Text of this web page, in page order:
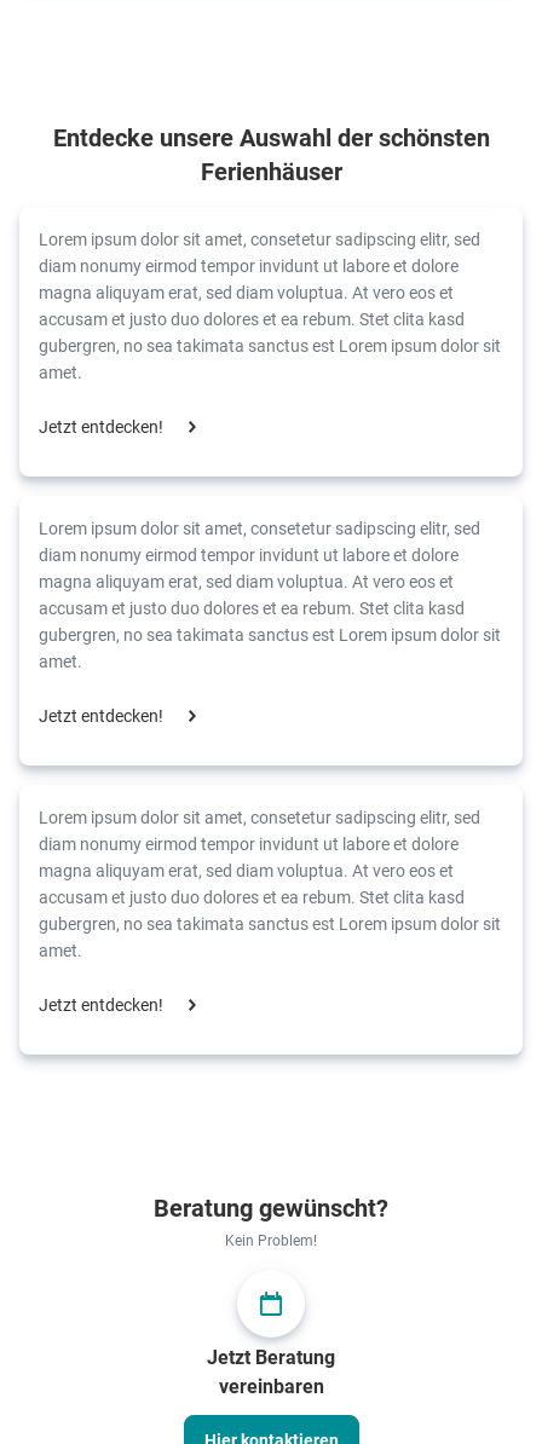
Entdecke unsere Auswahl der schönsten
Ferienhäuser
Lorem ipsum dolor sit amet, consetetur sadipscing elitr, sed
diam nonumy eirmod tempor invidunt ut labore et dolore
magna aliquyam erat, sed diam voluptua. At vero eos et
accusam et justo duo dolores et ea rebum. Stet clita kasd
gubergren, no sea takimata sanctus est Lorem ipsum dolor sit
amet.
Jetzt entdecken!
Lorem ipsum dolor sit amet, consetetur sadipscing elitr, sed
diam nonumy eirmod tempor invidunt ut labore et dolore
magna aliquyam erat, sed diam voluptua. At vero eos et
accusam et justo duo dolores et ea rebum. Stet clita kasd
gubergren, no sea takimata sanctus est Lorem ipsum dolor sit
amet.
Jetzt entdecken!
Lorem ipsum dolor sit amet, consetetur sadipscing elitr, sed
diam nonumy eirmod tempor invidunt ut labore et dolore
magna aliquyam erat, sed diam voluptua. At vero eos et
accusam et justo duo dolores et ea rebum. Stet clita kasd
gubergren, no sea takimata sanctus est Lorem ipsum dolor sit
amet.
Jetzt entdecken!
Beratung gewünscht?
Kein Problem!
Jetzt Beratung
vereinbaren